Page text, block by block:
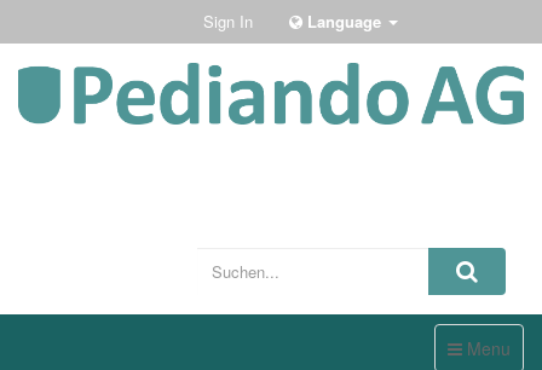
Sign In Language
Toggle
Menu